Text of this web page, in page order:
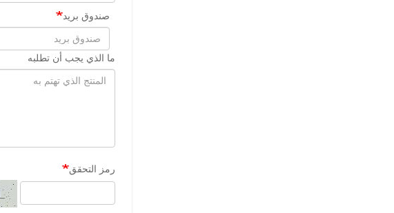
صندوق بريد
ما الذي يجب أن تطلبه
رمز التحقق